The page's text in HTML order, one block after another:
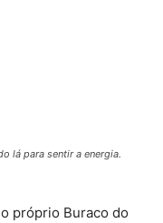
lá para sentir a energia.
próprio Buraco do